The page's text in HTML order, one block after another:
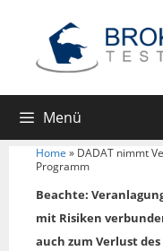
springen
Menü
Home » DADAT nimmt
Programm
Beachte:
mit Risiken
auch zum Verlust